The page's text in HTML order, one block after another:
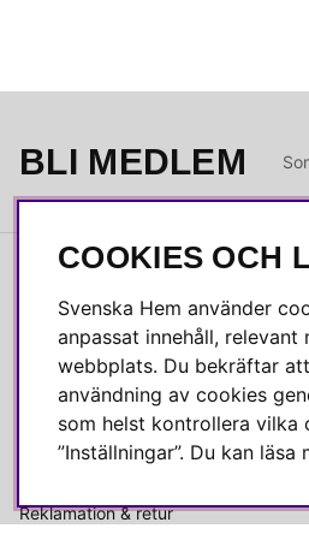
BLI MEDLEM
Ångra köp
Kvalitetspolicy
Integritetspolicy
Köpvillkor
Reklamation & retur
COOKIES OCH
Svenska Hem använder
anpassat innehåll,
webbplats. Du bekräftar
användning av cookies
som helst kontrollera vilka
”Inställningar”. Du kan läsa